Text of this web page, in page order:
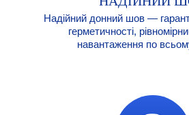
Надійний донний шов —
герметичності,
навантаження по